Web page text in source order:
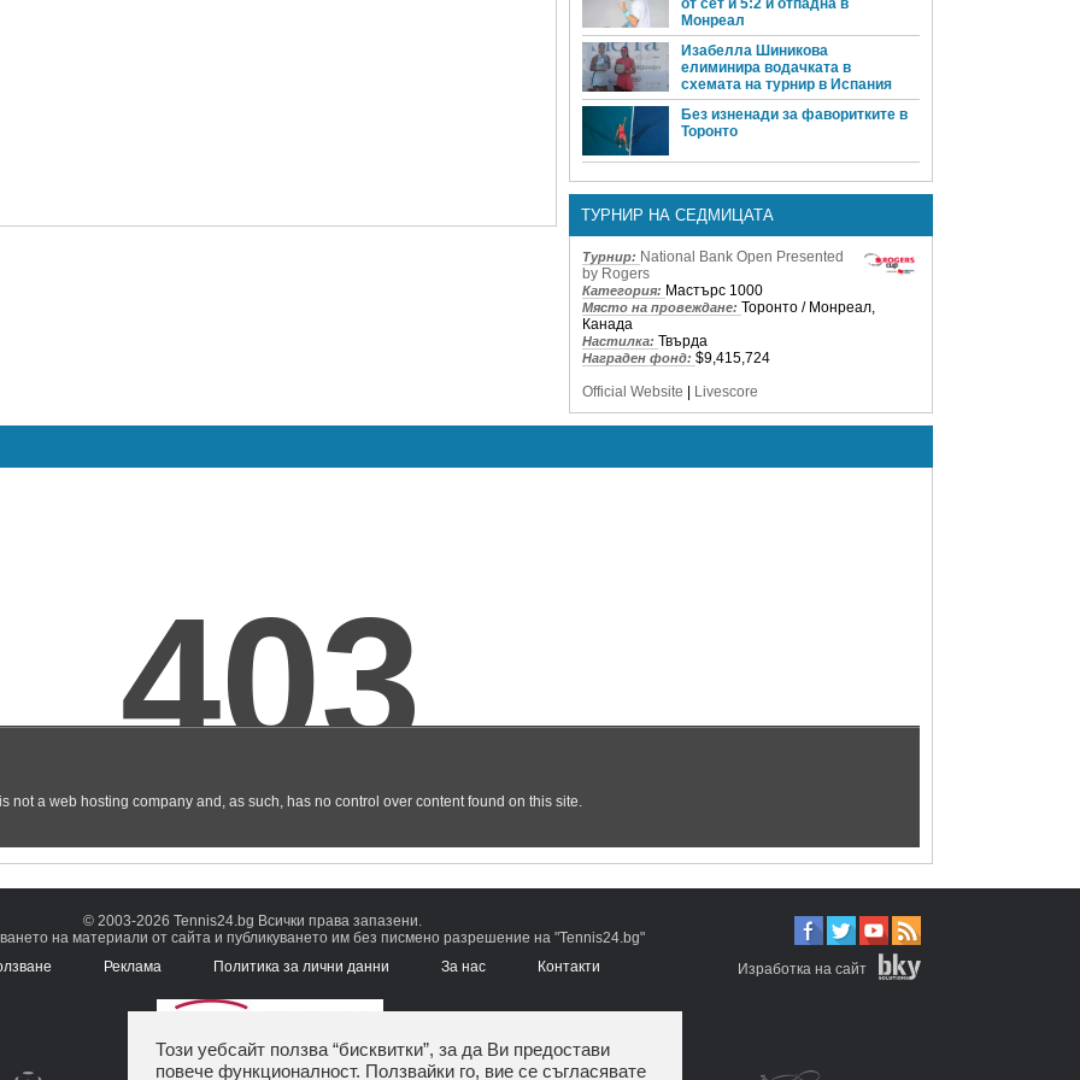
от сет и 5:2 и отпадна в
Монреал
Изабелла Шиникова
елиминира водачката в
схемата на турнир в Испания
Без изненади за фаворитките в
Торонто
ТУРНИР НА СЕДМИЦАТА
Турнир: National Bank Open Presented
by Rogers
Категория: Мастърс 1000
Място на провеждане: Торонто / Монреал,
Канада
Настилка: Твърда
Награден фонд: $9,415,724
Official Website | Livescore
© 2003-2026 Tennis24.bg Всички права запазени.
на материали от сайта и публикуването им без писмено разрешение на "Tennis24.bg"
Реклама Политика за лични данни За нас Контакти Изработка на сайт
Този уебсайт ползва “бисквитки”, за да Ви предостави
повече функционалност. Ползвайки го, вие се съгласявате